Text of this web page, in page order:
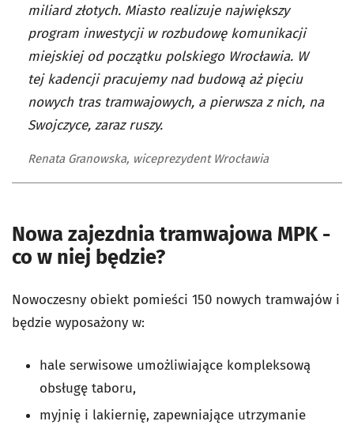
miliard złotych. Miasto realizuje największy
program inwestycji w rozbudowę komunikacji
miejskiej od początku polskiego Wrocławia. W
tej kadencji pracujemy nad budową aż pięciu
nowych tras tramwajowych, a pierwsza z nich, na
Swojczyce, zaraz ruszy.
Renata Granowska, wiceprezydent Wrocławia
Nowa zajezdnia tramwajowa MPK -
co w niej będzie?
Nowoczesny obiekt pomieści 150 nowych tramwajów i
będzie wyposażony w:
hale serwisowe umożliwiające kompleksową
obsługę taboru,
myjnię i lakiernię, zapewniające utrzymanie